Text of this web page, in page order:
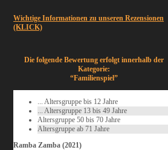
Wichtige Informationen zu unseren Rezensionen
(KLICK)
Die folgende Bewertung erfolgt innerhalb der
Kategorie:
“Familienspiel”
... Altersgruppe bis 12 Jahre
... Altersgruppe 13 bis 49 Jahre
Altersgruppe 50 bis 70 Jahre
Altersgruppe ab 71 Jahre
Ramba Zamba (2021)